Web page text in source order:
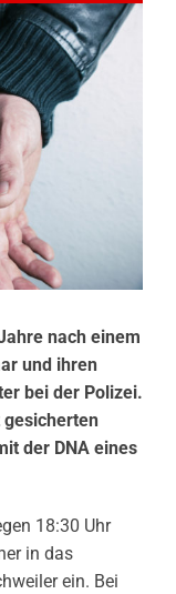
nach einem
und ihren
bei der Polizei.
gesicherten
der DNA eines
18:30 Uhr
in das
ein. Bei